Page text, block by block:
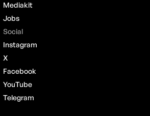
Mediakit
Jobs
Social
Instagram
X
Facebook
YouTube
Telegram